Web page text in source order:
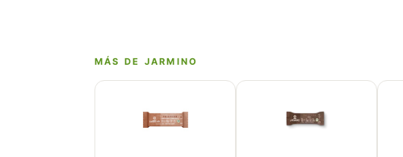
MÁS DE JARMINO